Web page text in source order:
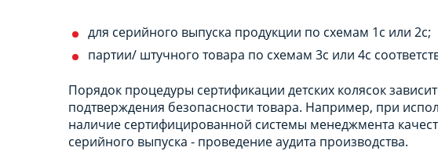
для серийного выпуска продукции по схемам 1с или 2с;
партии/ штучного товара по схемам 3с или 4с
Порядок процедуры сертификации детских колясок
подтверждения безопасности товара. Например, при
наличие сертифицированной системы менеджмента
серийного выпуска - проведение аудита производства.